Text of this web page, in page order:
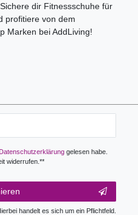
dir Fitnessschuhe für
profitiere von dem
Marken bei AddLiving!
Daten­schutz­erklärunggelesen habe.
widerrufen.**
handelt es sich um ein Pflichtfeld.